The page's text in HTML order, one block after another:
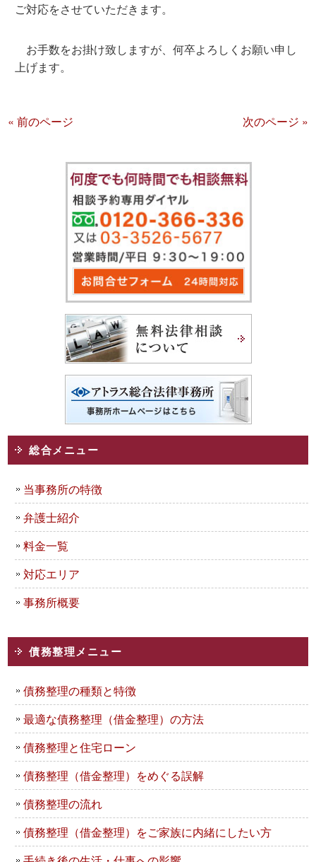
ご対応をさせていただきます。
お手数をお掛け致しますが、何卒よろしくお願い申し
上げます。
« 前のページ 次のページ »
総合メニュー
当事務所の特徴
弁護士紹介
料金一覧
対応エリア
事務所概要
債務整理メニュー
債務整理の種類と特徴
最適な債務整理（借金整理）の方法
債務整理と住宅ローン
債務整理（借金整理）をめぐる誤解
債務整理の流れ
債務整理（借金整理）をご家族に内緒にしたい方